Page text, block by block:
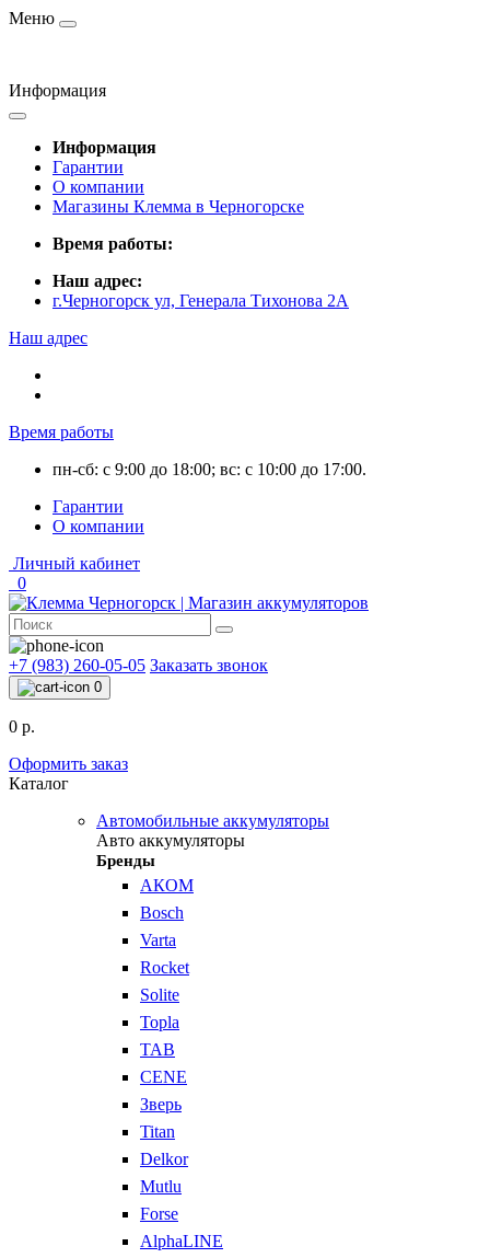
Меню
Информация
Информация
Гарантии
О компании
Магазины Клемма в Черногорске
Время работы:
Наш адрес:
г.Черногорск ул, Генерала Тихонова 2А
Наш адрес
Время работы
пн-сб: с 9:00 до 18:00; вс: с 10:00 до 17:00.
Гарантии
О компании
Личный кабинет
0
+7 (983) 260-05-05 Заказать звонок
0
0 р.
Оформить заказ
Каталог
Автомобильные аккумуляторы
Авто аккумуляторы
Бренды
АКОМ
Bosch
Varta
Rocket
Solite
Topla
TAB
CENE
Зверь
Titan
Delkor
Mutlu
Forse
AlphaLINE